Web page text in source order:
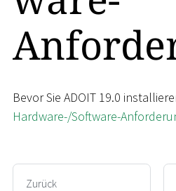
Bevor Sie ADOIT 19.0
Hardware-/Software-
Zurück